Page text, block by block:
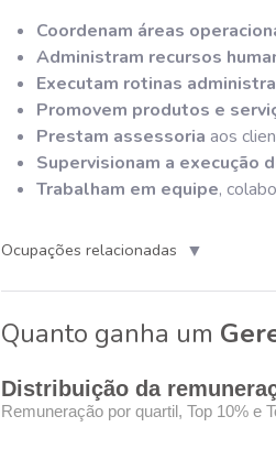
Coordenam áreas
Administram recursos
Executam rotinas
Promovem produtos e
Prestam assessoria aos
Supervisionam a execução
Trabalham em equipe,
Ocupações relacionadas ▼
Quanto ganha um
Distribuição da
Remuneração por quartil, Top 10% e